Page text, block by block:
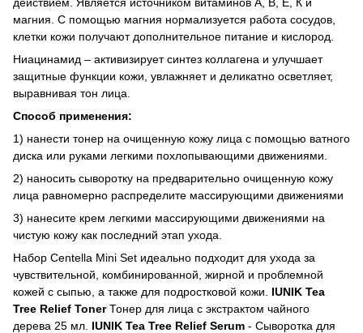
магния. С помощью магния нормализуется работа сосудов,
клетки кожи получают дополнительное питание и кислород.
Ниацинамид – активизирует синтез коллагена и улучшает
защитные функции кожи, увлажняет и деликатно осветляет,
выравнивая тон лица.
Способ применения:
1) нанести тонер на очищенную кожу лица с помощью ватного
диска или руками легкими похлопывающими движениями.
2) наносить сыворотку на предварительно очищенную кожу
лица равномерно распределите массирующими движениями
3) нанесите крем легкими массирующими движениями на
чистую кожу как последний этап ухода.
Набор Centella Mini Set идеально подходит для ухода за
чувствительной, комбинированной, жирной и проблемной
кожей с сыпью, а также для подростковой кожи. IUNIK Tea
Tree Relief TonerТонер для лица с экстрактом чайного
дерева 25 мл. IUNIK Tea Tree Relief Serum - Сыворотка для